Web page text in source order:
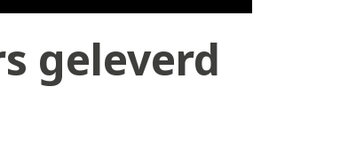
geleverd